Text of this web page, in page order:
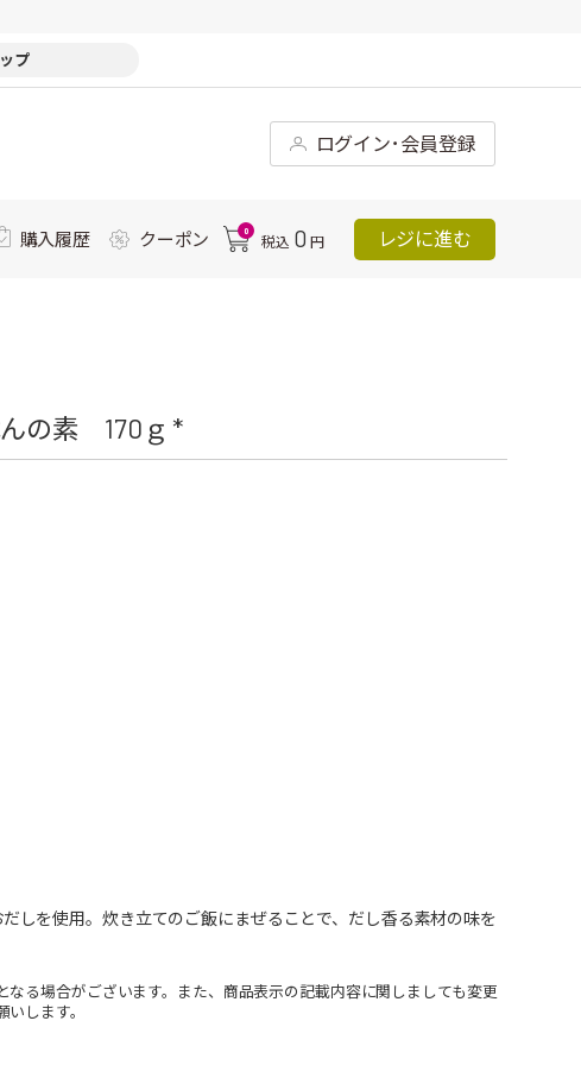
プ
ログイン･会員登録
購入履歴 クーポン 0
税込 0 円 レジに進む
の素 170ｇ *
しを使用。炊き立てのご飯にまぜることで、だし香る素材の味を
る場合がございます。また、商品表示の記載内容に関しましても変更
します。